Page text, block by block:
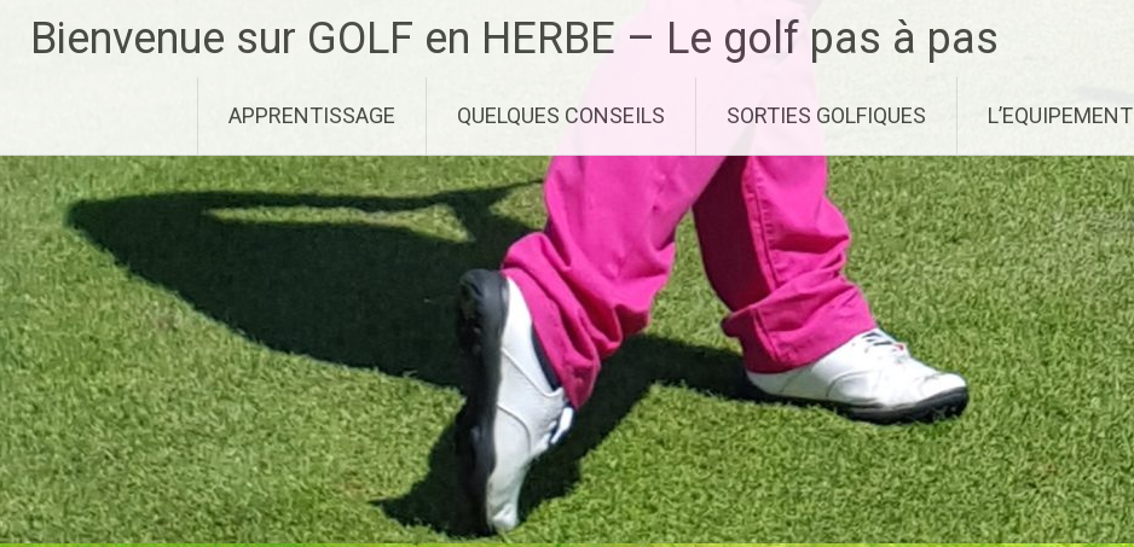
Bienvenue sur GOLF en HERBE – Le golf pas à pas
APPRENTISSAGE QUELQUES CONSEILS SORTIES GOLFIQUES L’EQUIPEMENT